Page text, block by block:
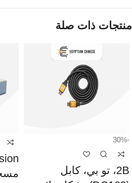
منتجات ذات صلة
-30%
2B، تو بي، كابل